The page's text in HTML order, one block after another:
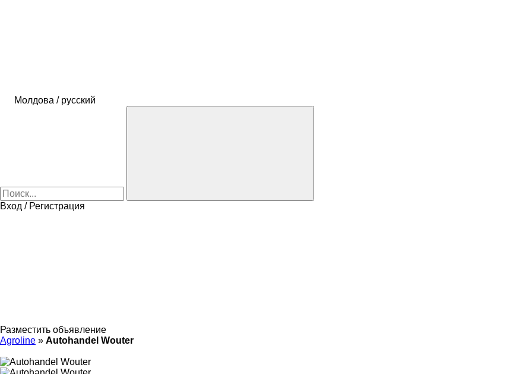
Молдова / русский
Вход / Регистрация
Разместить объявление
Agroline » Autohandel Wouter